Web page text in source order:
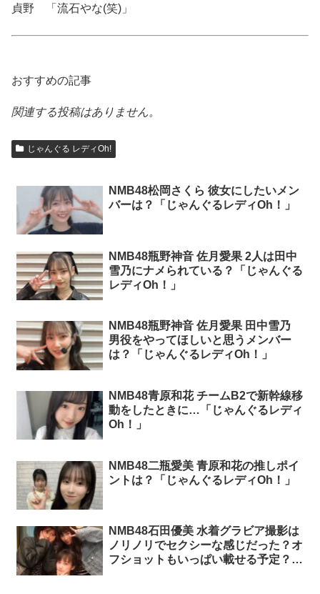
貞野 「流石やな(笑)」
おすすめの記事
関連する投稿はありません。
じゃんぐる レディOh!
NMB48松岡さくら 彼女にしたいメン
バーは？「じゃんぐるレディOh！」
NMB48瓶野神音 佐月愛果 2人は田中
雪乃にナメられている？「じゃんぐる
レディOh！」
NMB48瓶野神音 佐月愛果 田中雪乃
男役をやってほしいと思うメンバー
は？「じゃんぐるレディOh！」
NMB48青原和花 チームB2で新幹線移
動をしたときに…「じゃんぐるレディ
Oh！」
NMB48二瓶愛美 青原和花の推しポイ
ントは？「じゃんぐるレディOh！」
NMB48石田優美 水着グラビア撮影は
ノリノリでセクシーな感じだった？オ
フショットもいっぱい載せる予定？